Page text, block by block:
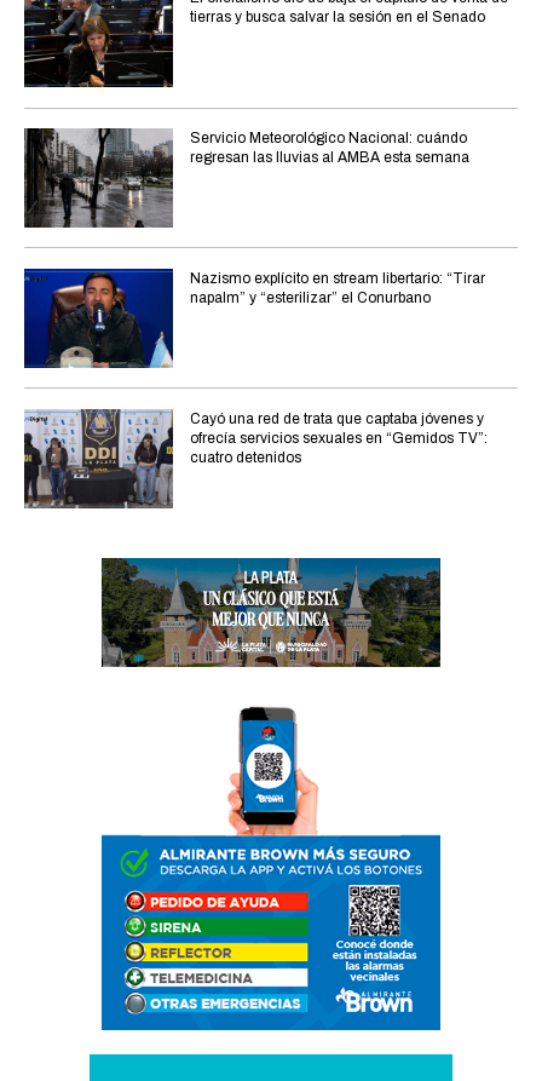
tierras y busca salvar la sesión en el Senado
Servicio Meteorológico Nacional: cuándo
regresan las lluvias al AMBA esta semana
Nazismo explícito en stream libertario: “Tirar
napalm” y “esterilizar” el Conurbano
Cayó una red de trata que captaba jóvenes y
ofrecía servicios sexuales en “Gemidos TV”:
cuatro detenidos